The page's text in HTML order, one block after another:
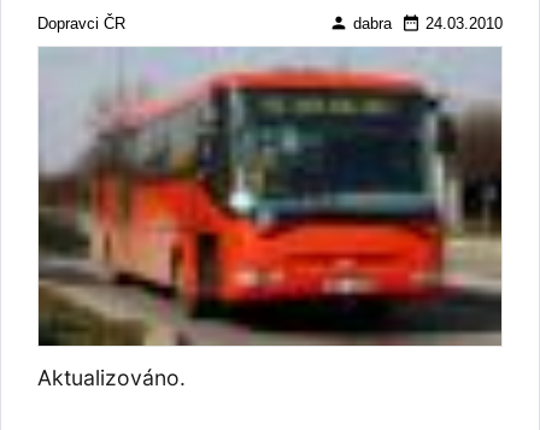
Dopravci ČR person dabra date_range 24.03.2010
Aktualizováno.